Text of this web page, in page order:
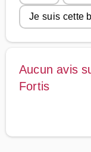
Je suis cette
Aucun avis
Fortis